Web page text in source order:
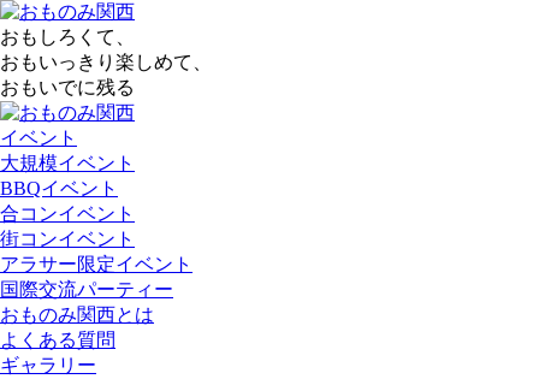
おもしろくて、
おもいっきり楽しめて、
おもいでに残る
イベント
大規模イベント
BBQイベント
合コンイベント
街コンイベント
アラサー限定イベント
国際交流パーティー
おものみ関西とは
よくある質問
ギャラリー